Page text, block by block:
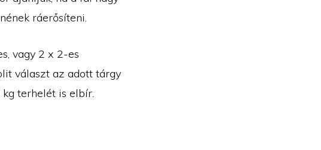
ráerősíteni.
vagy 2 x 2-es
választ az adott tárgy
terhelét is elbír.